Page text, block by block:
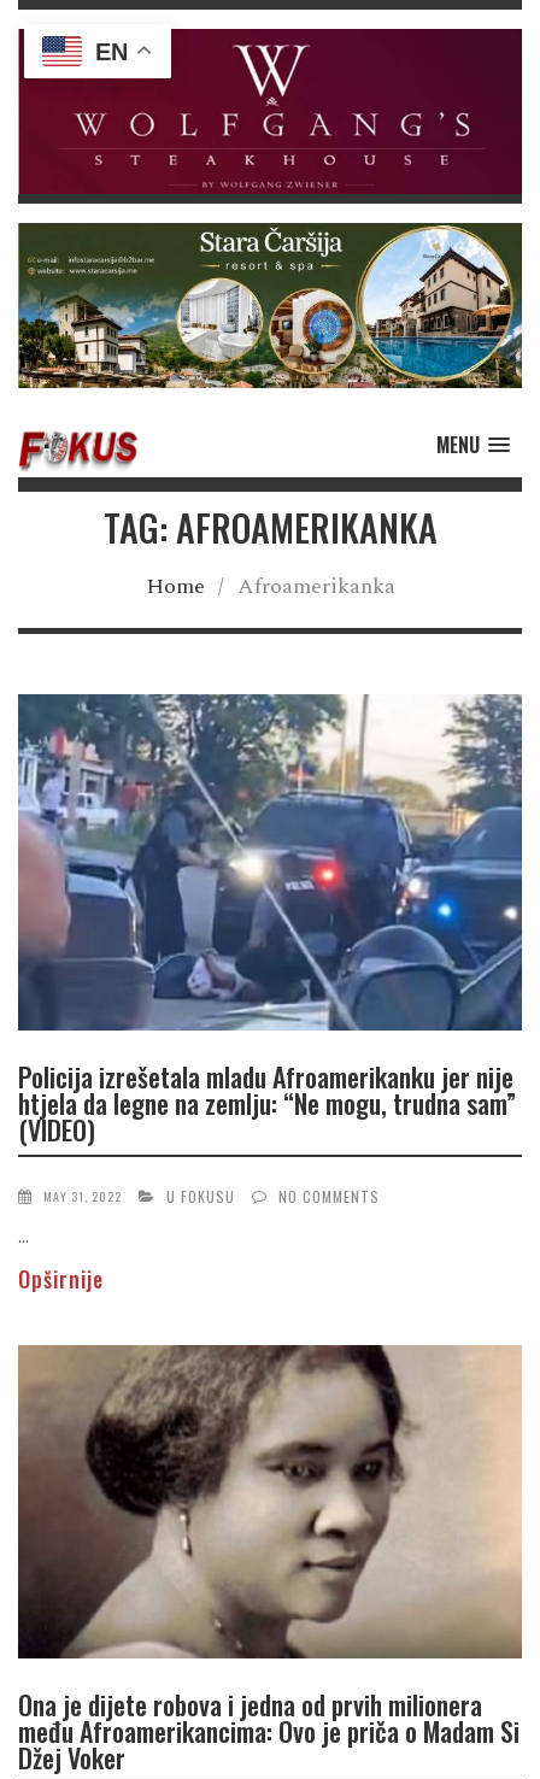
MENU
TAG: AFROAMERIKANKA
Home / Afroamerikanka
Policija izrešetala mladu Afroamerikanku jer nije
htjela da legne na zemlju: “Ne mogu, trudna sam”
(VIDEO)
MAY 31, 2022 U FOKUSU NO COMMENTS
...
Opširnije
Ona je dijete robova i jedna od prvih milionera
među Afroamerikancima: Ovo je priča o Madam Si
Džej Voker
EN